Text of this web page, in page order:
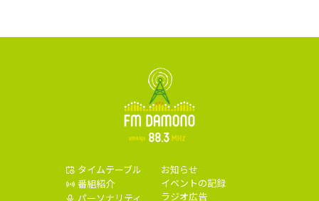
タイムテーブル
番組紹介
パーソナリティ
お知らせ
イベントの記録
ラジオ広告